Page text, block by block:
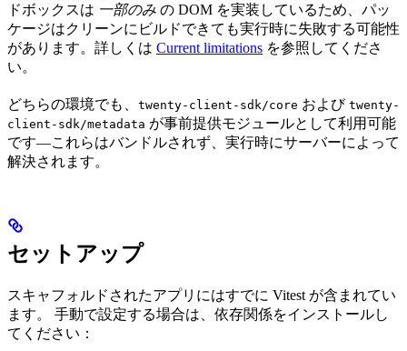
ドボックスは 一部のみ の DOM を実装しているため、パッ
ケージはクリーンにビルドできても実行時に失敗する可能性
があります。詳しくは Current limitations を参照してくださ
い。
どちらの環境でも、 twenty-client-sdk/core および twenty-
client-sdk/metadata が事前提供モジュールとして利用可能
です—これらはバンドルされず、実行時にサーバーによって
解決されます。
セットアップ
スキャフォルドされたアプリにはすでに Vitest が含まれてい
ます。 手動で設定する場合は、依存関係をインストールし
てください：